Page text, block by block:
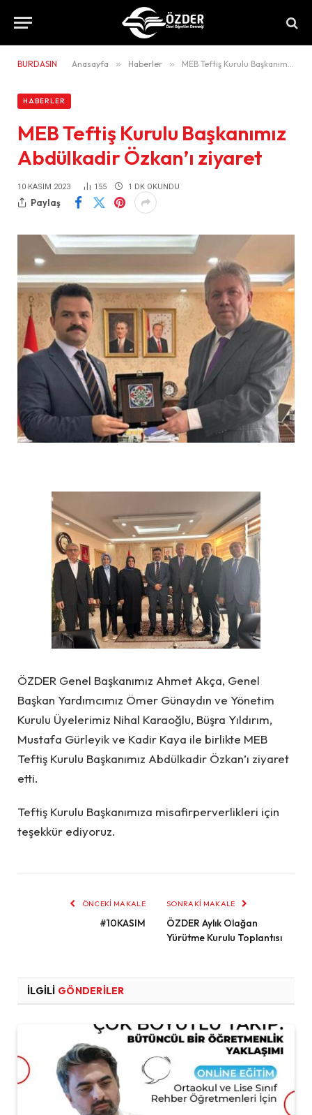
BURDASIN Anasayfa » Haberler » MEB Teftiş Kurulu Başkanımız Abdülkadir Özkan’ı ziyaret
HABERLER
MEB Teftiş Kurulu Başkanımız
Abdülkadir Özkan’ı ziyaret
10 KASIM 2023 155 1 DK OKUNDU
Paylaş
ÖZDER Genel Başkanımız Ahmet Akça, Genel
Başkan Yardımcımız Ömer Günaydın ve Yönetim
Kurulu Üyelerimiz Nihal Karaoğlu, Büşra Yıldırım,
Mustafa Gürleyik ve Kadir Kaya ile birlikte MEB
Teftiş Kurulu Başkanımız Abdülkadir Özkan’ı ziyaret
etti.
Teftiş Kurulu Başkanımıza misafirperverlikleri için
teşekkür ediyoruz.
ÖNCEKI MAKALE
#10KASIM
SONRAKI MAKALE
ÖZDER Aylık Olağan
Yürütme Kurulu Toplantısı
İLGILI GÖNDERILER